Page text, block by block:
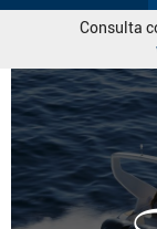
Consulta